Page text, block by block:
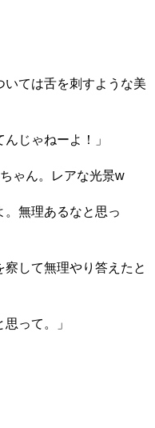
いては舌を刺すような美
じゃねーよ！」
ゃん。レアな光景w
無理あるなと思っ
して無理やり答えたと
って。」